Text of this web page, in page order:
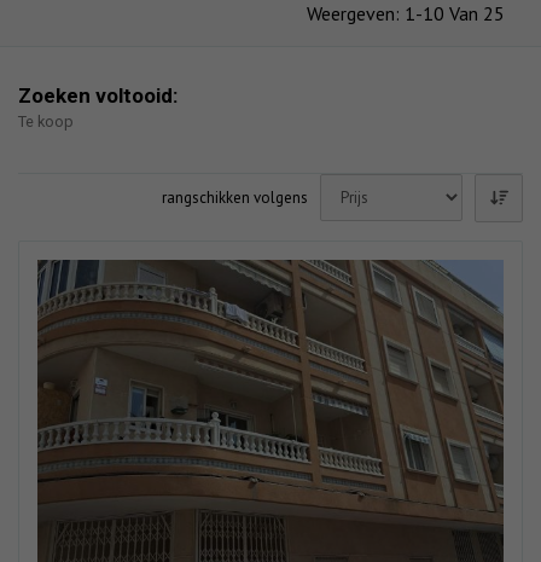
Weergeven: 1-10 Van 25
Zoeken voltooid:
Te koop
rangschikken volgens